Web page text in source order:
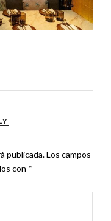
publicada.Los campos
con *